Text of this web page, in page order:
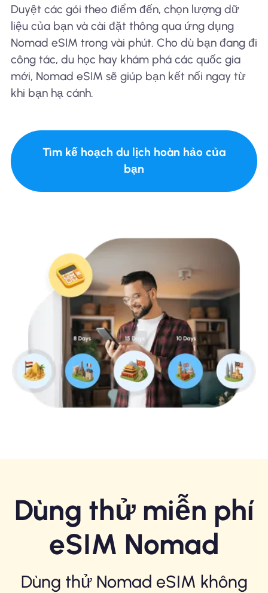
Duyệt các gói theo điểm đến, chọn lượng dữ
liệu của bạn và cài đặt thông qua ứng dụng
Nomad eSIM trong vài phút. Cho dù bạn đang đi
công tác, du học hay khám phá các quốc gia
mới, Nomad eSIM sẽ giúp bạn kết nối ngay từ
khi bạn hạ cánh.
Tìm kế hoạch du lịch hoàn hảo của
bạn
Dùng thử miễn phí
eSIM Nomad
Dùng thử Nomad eSIM không